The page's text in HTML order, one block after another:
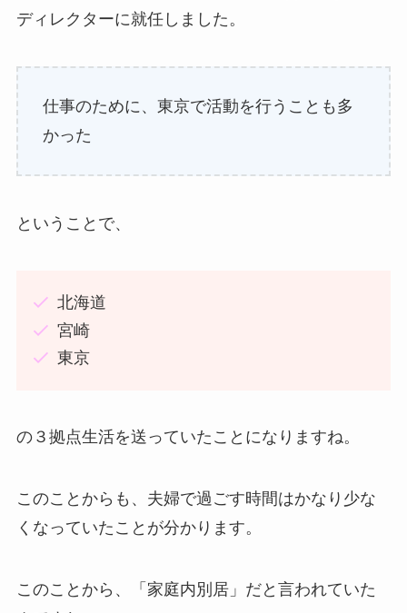
ディレクターに就任しました。
仕事のために、東京で活動を行うことも多
かった
ということで、
北海道
宮崎
東京
の３拠点生活を送っていたことになりますね。
このことからも、夫婦で過ごす時間はかなり少な
くなっていたことが分かります。
このことから、「家庭内別居」だと言われていた